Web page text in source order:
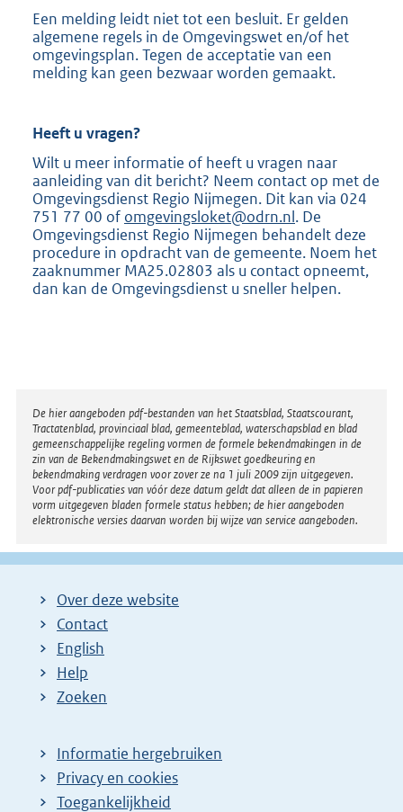
Een melding leidt niet tot een besluit. Er gelden
algemene regels in de Omgevingswet en/of het
omgevingsplan. Tegen de acceptatie van een
melding kan geen bezwaar worden gemaakt.
Heeft u vragen?
Wilt u meer informatie of heeft u vragen naar
aanleiding van dit bericht? Neem contact op met de
Omgevingsdienst Regio Nijmegen. Dit kan via 024
751 77 00 of omgevingsloket@odrn.nl. De
Omgevingsdienst Regio Nijmegen behandelt deze
procedure in opdracht van de gemeente. Noem het
zaaknummer MA25.02803 als u contact opneemt,
dan kan de Omgevingsdienst u sneller helpen.
Disclaimer
De hier aangeboden pdf-bestanden van het Staatsblad, Staatscourant,
Tractatenblad, provinciaal blad, gemeenteblad, waterschapsblad en blad
gemeenschappelijke regeling vormen de formele bekendmakingen in de
zin van de Bekendmakingswet en de Rijkswet goedkeuring en
bekendmaking verdragen voor zover ze na 1 juli 2009 zijn uitgegeven.
Voor pdf-publicaties van vóór deze datum geldt dat alleen de in papieren
vorm uitgegeven bladen formele status hebben; de hier aangeboden
elektronische versies daarvan worden bij wijze van service aangeboden.
Over deze website
Contact
English
Help
Zoeken
Informatie hergebruiken
Privacy en cookies
Toegankelijkheid